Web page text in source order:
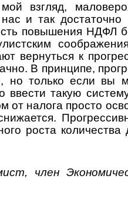
взгляд,
и так достаточно
повышения НДФЛ
вернуться к
В принципе,
но только если вы
такую
от налога просто
роста количества
член